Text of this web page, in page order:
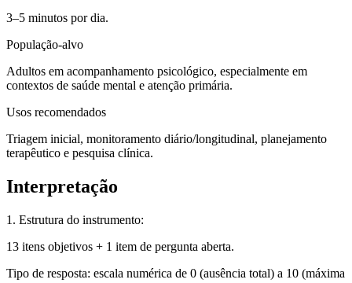
3–5 minutos por dia.
População-alvo
Adultos em acompanhamento psicológico, especialmente em
contextos de saúde mental e atenção primária.
Usos recomendados
Triagem inicial, monitoramento diário/longitudinal, planejamento
terapêutico e pesquisa clínica.
Interpretação
1. Estrutura do instrumento:
13 itens objetivos + 1 item de pergunta aberta.
Tipo de resposta: escala numérica de 0 (ausência total) a 10 (máxima